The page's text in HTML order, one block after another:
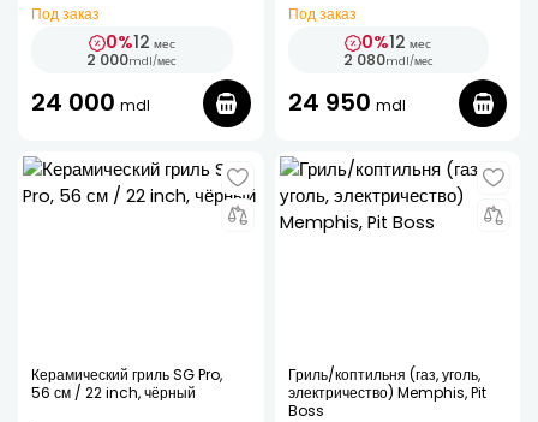
Под заказ
0%12 мес
2 000mdl/мес
24 000 mdl
Под заказ
0%12 мес
2 080mdl/мес
24 950 mdl
Керамический гриль SG Pro,
56 см / 22 inch, чёрный
Гриль/коптильня (газ, уголь,
электричество) Memphis, Pit
Boss